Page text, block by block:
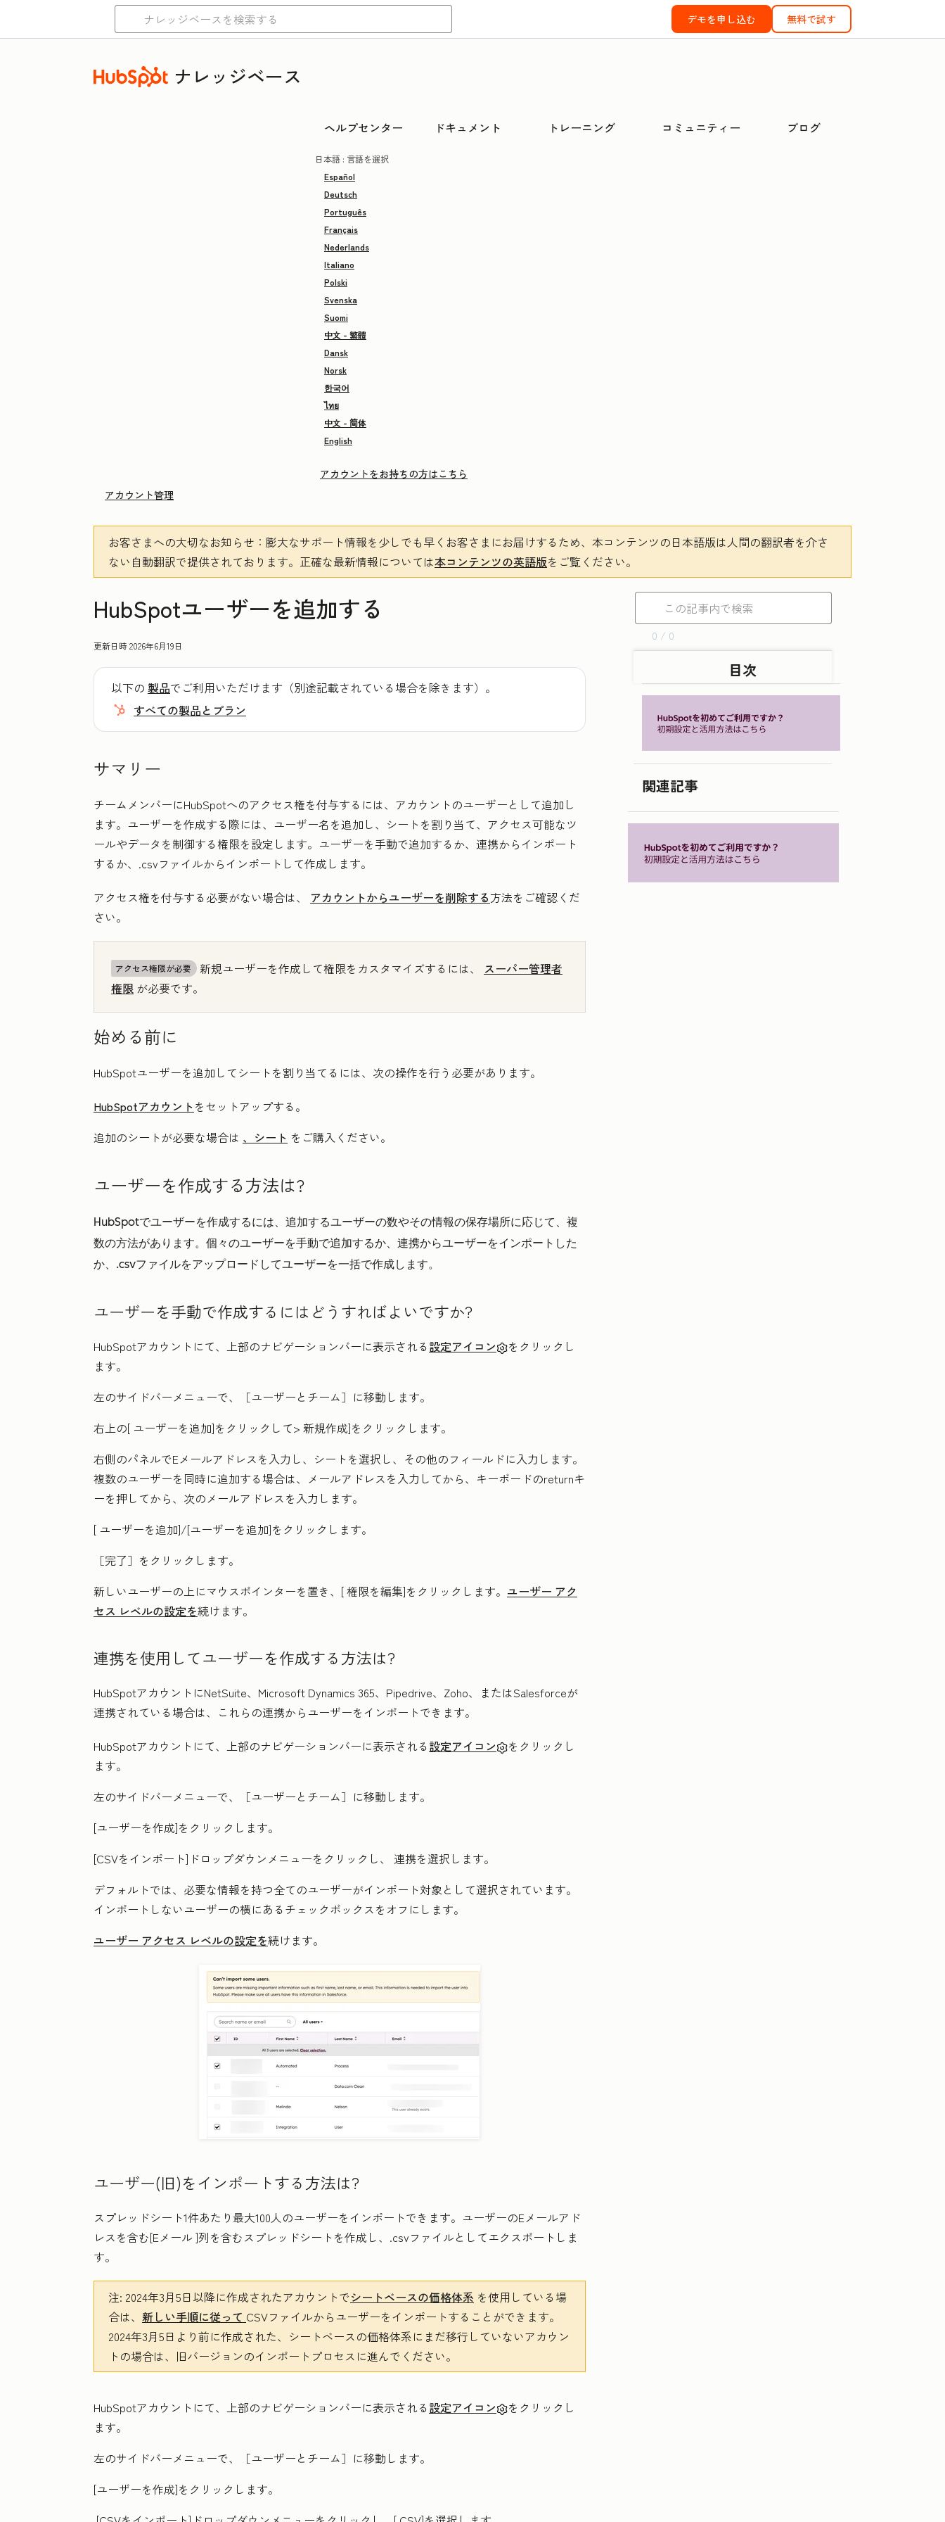
デモを申し込む 無料で試す
ナレッジベース
ヘルプセンター ドキュメント トレーニング コミュニティー ブログ
日本語 : 言語を選択
Español
Deutsch
Português
Français
Nederlands
Italiano
Polski
Svenska
Suomi
中文 - 繁體
Dansk
Norsk
한국어
ไทย
中文 - 简体
English
アカウントをお持ちの方はこちら
アカウント管理
お客さまへの大切なお知らせ ：膨大なサポート情報を少しでも早くお客さまにお届けするため、本コンテンツの日本語版は人間の翻訳者を介さ
ない自動翻訳で提供されております。 正確な最新情報については本コンテンツの英語版をご覧ください。
HubSpotユーザーを追加する
更新日時2026年6月19日
以下の 製品でご利用いただけます（別途記載されている場合を除きます）。
すべての製品とプラン
サマリー
チームメンバーにHubSpotへのアクセス権を付与するには、アカウントのユーザーとして追加し
ます。ユーザーを作成する際には、ユーザー名を追加し、シートを割り当て、アクセス可能なツ
ールやデータを制御する権限を設定します。ユーザーを手動で追加するか、連携からインポート
するか、.csvファイルからインポートして作成します。
アクセス権を付与する必要がない場合は、 アカウントからユーザーを削除する方法をご確認くだ
さい。
アクセス権限が必要 新規ユーザーを作成して権限をカスタマイズするには、 スーパー管理者
権限 が必要です。
始める前に
HubSpotユーザーを追加してシートを割り当てるには、次の操作を行う必要があります。
HubSpotアカウントをセットアップする。
追加のシートが必要な場合は 、シート をご購入ください。
ユーザーを作成する方法は?
HubSpotでユーザーを作成するには、追加するユーザーの数やその情報の保存場所に応じて、複
数の方法があります。個々のユーザーを手動で追加するか、連携からユーザーをインポートした
か、.csvファイルをアップロードしてユーザーを一括で作成します。
ユーザーを手動で作成するにはどうすればよいですか?
HubSpotアカウントにて、上部のナビゲーションバーに表示される設定アイコン
をクリックし
ます。
左のサイドバーメニューで、［ユーザーとチーム］ に移動します。
右上の[ ユーザーを追加]をクリックして> 新規作成]をクリックします。
右側のパネルでEメールアドレスを入力し、シートを選択し、その他のフィールドに入力します。
複数のユーザーを同時に追加する場合は、メールアドレスを入力してから、キーボードのreturnキ
ーを押してから、次のメールアドレスを入力します。
[ ユーザーを追加]/[ユーザーを追加]をクリックします。
［完了］ をクリックします。
新しいユーザーの上にマウスポインターを置き、[権限を編集]をクリックします。 ユーザー アク
セス レベルの設定を続けます。
連携を使用してユーザーを作成する方法は?
HubSpotアカウントにNetSuite、Microsoft Dynamics 365、Pipedrive、Zoho、またはSalesforceが
連携されている場合は、これらの連携からユーザーをインポートできます。
HubSpotアカウントにて、上部のナビゲーションバーに表示される設定アイコン
をクリックし
ます。
左のサイドバーメニューで、［ユーザーとチーム］ に移動します。
[ユーザーを作成]をクリックします。
[CSVをインポート]ドロップダウンメニューをクリックし、 連携を選択します。
デフォルトでは、必要な情報を持つ全てのユーザーがインポート対象として選択されています。
インポートしないユーザーの横にあるチェックボックスをオフにします。
ユーザー アクセス レベルの設定を続けます。
ユーザー(旧)をインポートする方法は?
スプレッドシート1件あたり最大100人のユーザーをインポートできます。ユーザーのEメールアド
レスを含む[Eメール ]列を含むスプレッドシートを作成し、.csvファイルとしてエクスポートしま
す。
注: 2024年3月5日以降に作成されたアカウントでシートベースの価格体系 を使用している場
合は、 新しい手順に従って CSVファイルからユーザーをインポートすることができます。
2024年3月5日より前に作成された、シートベースの価格体系にまだ移行していないアカウン
トの場合は、旧バージョンのインポートプロセスに進んでください。
HubSpotアカウントにて、上部のナビゲーションバーに表示される設定アイコン
をクリックし
ます。
左のサイドバーメニューで、［ユーザーとチーム］ に移動します。
[ユーザーを作成]をクリックします。
0 / 0
目次
関連記事